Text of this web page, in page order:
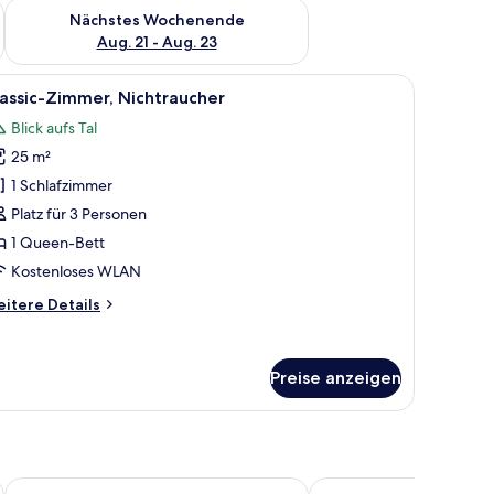
Aug. 14 - Aug. 16.
Nächstes Wochenende
Aug. 21 - Aug. 23
Überprüfe die Verfügbarkeit für nächstes Wochenende, Aug.
Hügelblick | Minibar, Zimmersafe, Schreibtisch, laptopgeeigneter
Classic-Zimmer, Nichtraucher | Minibar,
5 Zimmer, Nichtraucher
Blick aufs Tal
25 m²
1 Schlafzimmer
Platz für 3 Personen
1 Queen-Bett
Kostenloses WLAN
Details
Preise anzeigen
Welcomhotel By ITC Hotels MadhubanRegenta Dehradun by